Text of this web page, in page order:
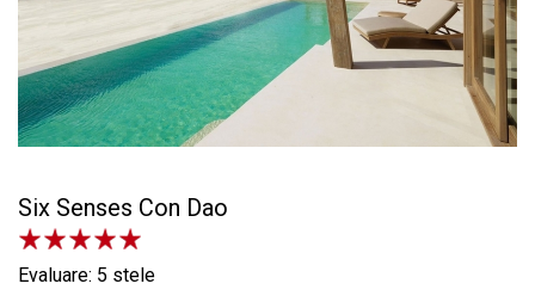
Six Senses Con Dao
Evaluare: 5 stele